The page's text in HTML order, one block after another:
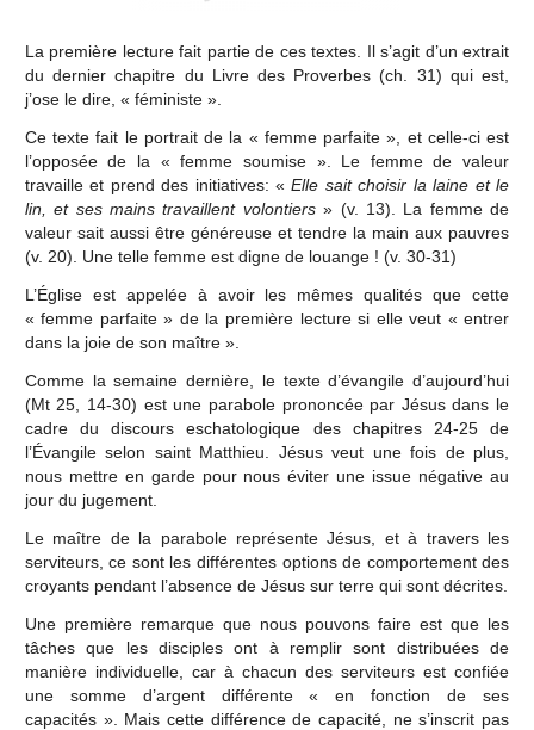
La première lecture fait partie de ces textes. Il s’agit d’un extrait
du dernier chapitre du Livre des Proverbes (ch. 31) qui est,
j’ose le dire, « féministe ».
Ce texte fait le portrait de la « femme parfaite », et celle-ci est
l’opposée de la « femme soumise ». Le femme de valeur
travaille et prend des initiatives: «Elle sait choisir la laine et le
lin, et ses mains travaillent volontiers» (v. 13). La femme de
valeur sait aussi être généreuse et tendre la main aux pauvres
(v. 20). Une telle femme est digne de louange ! (v. 30-31)
L’Église est appelée à avoir les mêmes qualités que cette
« femme parfaite » de la première lecture si elle veut « entrer
dans la joie de son maître ».
Comme la semaine dernière, le texte d’évangile d’aujourd’hui
(Mt 25, 14-30) est une parabole prononcée par Jésus dans le
cadre du discours eschatologique des chapitres 24-25 de
l’Évangile selon saint Matthieu. Jésus veut une fois de plus,
nous mettre en garde pour nous éviter une issue négative au
jour du jugement.
Le maître de la parabole représente Jésus, et à travers les
serviteurs, ce sont les différentes options de comportement des
croyants pendant l’absence de Jésus sur terre qui sont décrites.
Une première remarque que nous pouvons faire est que les
tâches que les disciples ont à remplir sont distribuées de
manière individuelle, car à chacun des serviteurs est confiée
une somme d’argent différente « en fonction de ses
capacités ». Mais cette différence de capacité, ne s’inscrit pas